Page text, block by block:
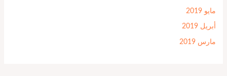
مايو 2019
أبريل 2019
مارس 2019